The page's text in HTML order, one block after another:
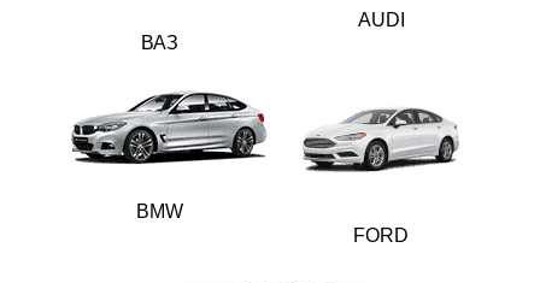
ВАЗ
AUDI
BMW
FORD